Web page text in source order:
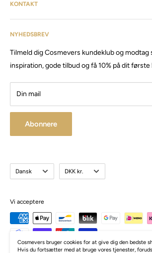
finde alt fra frisørartikler, barberudstyr,
inventar & listen fortsætter. Cosmevers er
har siden da solgt produkter og maskiner, til
Besøg vores store butik / showroom i
NYHEDSBREV
Tilmeld dig Cosmevers kundeklub og
inspiration, gode tilbud og få 10% på dit første
Din mail
Abonnere
KONTAKT
Kundeservice: tlf:26 20 40 76
CVR: 41 50 56 21
Sprog
Dansk Valuta
DKK kr.
Vi acceptere
Cosmevers bruger cookies for at give dig den bedste
Hvis du fortsætter med at bruge vores tjenester,